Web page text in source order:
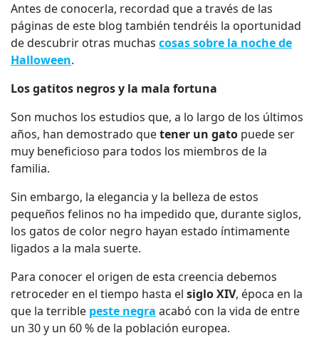
Antes de conocerla, recordad que a través de las
páginas de este blog también tendréis la oportunidad
de descubrir otras muchas cosas sobre la noche de
Halloween.
Los gatitos negros y la mala fortuna
Son muchos los estudios que, a lo largo de los últimos
años, han demostrado quetener un gato puede ser
muy beneficioso para todos los miembros de la
familia.
Sin embargo, la elegancia y la belleza de estos
pequeños felinos no ha impedido que, durante siglos,
los gatos de color negro hayan estado íntimamente
ligados a la mala suerte.
Para conocer el origen de esta creencia debemos
retroceder en el tiempo hasta el siglo XIV, época en la
que la terrible peste negra acabó con la vida de entre
un 30 y un 60 % de la población europea.